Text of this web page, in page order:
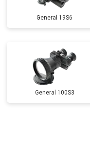
General 19S6
General 100S3